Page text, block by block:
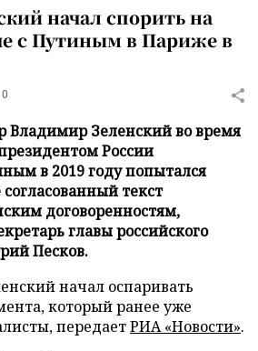
начал спорить на
с Путиным в Париже в
0
Владимир Зеленский во время
России
в 2019 году попытался
текст
договоренностям,
главы российского
Песков.
начал оспаривать
который ранее уже
передаетРИА «Новости».